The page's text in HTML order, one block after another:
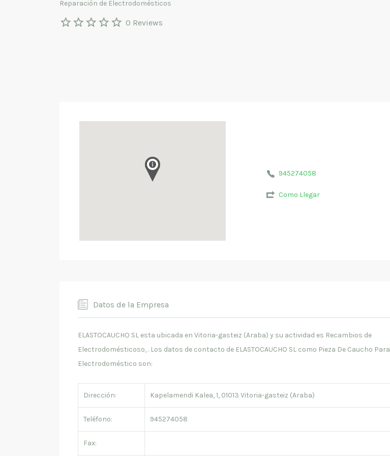
Reparación de Electrodomésticos
0 Reviews
945274058
Como Llegar
Datos de la Empresa
ELASTOCAUCHO SL esta ubicada en Vitoria-gasteiz (Araba) y su actividad es Recambios de
Electrodomésticoso, . Los datos de contacto de ELASTOCAUCHO SL como Pieza De Caucho Para
Electrodoméstico son:
Dirección: Kapelamendi Kalea, 1, 01013 Vitoria-gasteiz (Araba)
Teléfono: 945274058
Fax: